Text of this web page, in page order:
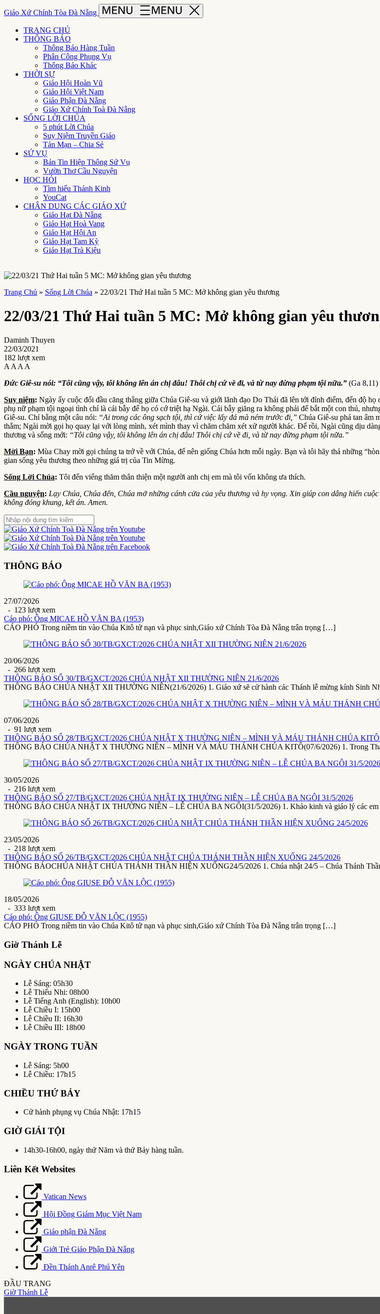
Giáo Xứ Chính Tòa Đà Nẵng
TRANG CHỦ
THÔNG BÁO
Thông Báo Hàng Tuần
Phân Công Phụng Vụ
Thông Báo Khác
THỜI SỰ
Giáo Hội Hoàn Vũ
Giáo Hội Việt Nam
Giáo Phận Đà Nẵng
Giáo Xứ Chính Toà Đà Nẵng
SỐNG LỜI CHÚA
5 phút Lời Chúa
Suy Niệm Truyền Giáo
Tản Mạn – Chia Sẻ
SỨ VỤ
Bản Tin Hiệp Thông Sứ Vụ
Vườn Thơ Cầu Nguyện
HỌC HỎI
Tìm hiểu Thánh Kinh
YouCat
CHÂN DUNG CÁC GIÁO XỨ
Giáo Hạt Đà Nẵng
Giáo Hạt Hoà Vang
Giáo Hạt Hội An
Giáo Hạt Tam Kỳ
Giáo Hạt Trà Kiệu
Trang Chủ » Sống Lời Chúa » 22/03/21 Thứ Hai tuần 5 MC: Mở không gian yêu thương
22/03/21 Thứ Hai tuần 5 MC: Mở không gian yêu
Daminh Thuyen
22/03/2021
182 lượt xem
A A A A
Đức Giê-su nói: “Tôi cũng vậy, tôi không lên án chị đâu! Thôi chị cứ về đi, và từ nay đừng phạm tội nữa.” (Ga 8,11)
Suy niệm: Ngày ấy cuộc đối đầu căng thẳng giữa Chúa Giê-su và giới lãnh đạo Do Thái đã lên tới đỉnh điểm, đến độ
phụ nữ phạm tội ngoại tình chỉ là cái bẫy để họ có cớ triệt hạ Ngài. Cái bẫy giăng ra không phải để bắt một con thú,
Giê-su. Chỉ bằng một câu nói: “Ai trong các ông sạch tội, thì cứ việc lấy đá mà ném trước đi,” Chúa Giê-su phá tan âm
thắm; Ngài mời gọi họ quay lại với lòng mình, xét mình thay vì chăm chăm xét xử người khác. Để rồi, Ngài cũng dịu
thương và sống mới: “Tôi cũng vậy, tôi không lên án chị đâu! Thôi chị cứ về đi, và từ nay đừng phạm tội nữa.”
Mời Bạn: Mùa Chay mời gọi chúng ta trở về với Chúa, để nên giống Chúa hơn mỗi ngày. Bạn và tôi hãy thả những
gian sống yêu thương theo những giá trị của Tin Mừng.
Sống Lời Chúa: Tôi đến viếng thăm thân thiện một người anh chị em mà tôi vốn không ưa thích.
Cầu nguyện: Lạy Chúa, Chúa đến, Chúa mở những cánh cửa của yêu thương và hy vọng. Xin giúp con dâng hiến
không đóng khung, kết án. Amen.
THÔNG BÁO
27/07/2026
- 123 lượt xem
Cáo phó: Ông MICAE HỒ VĂN BA (1953)
CÁO PHÓ Trong niềm tin vào Chúa Kitô tử nạn và phục sinh,Giáo xứ Chính Tòa Đà Nẵng trân trọng […]
20/06/2026
- 266 lượt xem
THÔNG BÁO SỐ 30/TB/GXCT/2026 CHÚA NHẬT XII THƯỜNG NIÊN 21/6/2026
THÔNG BÁO CHÚA NHẬT XII THƯỜNG NIÊN(21/6/2026) 1. Giáo xứ sẽ cử hành các Thánh lễ mừng kính Sinh
07/06/2026
- 91 lượt xem
THÔNG BÁO SỐ 28/TB/GXCT/2026 CHÚA NHẬT X THƯỜNG NIÊN – MÌNH VÀ MÁU THÁNH CHÚA KITÔ
THÔNG BÁO CHÚA NHẬT X THƯỜNG NIÊN – MÌNH VÀ MÁU THÁNH CHÚA KITÔ(07/6/2026) 1. Trong
30/05/2026
- 216 lượt xem
THÔNG BÁO SỐ 27/TB/GXCT/2026 CHÚA NHẬT IX THƯỜNG NIÊN – LỄ CHÚA BA NGÔI 31/5/2026
THÔNG BÁO CHÚA NHẬT IX THƯỜNG NIÊN – LỄ CHÚA BA NGÔI(31/5/2026) 1. Khảo kinh và giáo lý các
23/05/2026
- 218 lượt xem
THÔNG BÁO SỐ 26/TB/GXCT/2026 CHÚA NHẬT CHÚA THÁNH THẦN HIỆN XUỐNG 24/5/2026
THÔNG BÁOCHÚA NHẬT CHÚA THÁNH THẦN HIỆN XUỐNG24/5/2026 1. Chúa nhật 24/5 – Chúa Thánh
18/05/2026
- 333 lượt xem
Cáo phó: Ông GIUSE ĐỖ VĂN LỘC (1955)
CÁO PHÓ Trong niềm tin vào Chúa Kitô tử nạn và phục sinh,Giáo xứ Chính Tòa Đà Nẵng trân trọng […]
Giờ Thánh Lễ
NGÀY CHÚA NHẬT
Lễ Sáng: 05h30
Lễ Thiếu Nhi: 08h00
Lễ Tiếng Anh (English): 10h00
Lễ Chiều I: 15h00
Lễ Chiều II: 16h30
Lễ Chiều III: 18h00
NGÀY TRONG TUẦN
Lễ Sáng: 5h00
Lễ Chiều: 17h15
CHIỀU THỨ BẢY
Cử hành phụng vụ Chúa Nhật: 17h15
GIỜ GIẢI TỘI
14h30-16h00, ngày thứ Năm và thứ Bảy hàng tuần.
Liên Kết Websites
Vatican News
Hội Đồng Giám Mục Việt Nam
Giáo phận Đà Nẵng
Giới Trẻ Giáo Phận Đà Nẵng
Đền Thánh Anrê Phú Yên
ĐẦU TRANG
Giờ Thánh Lễ